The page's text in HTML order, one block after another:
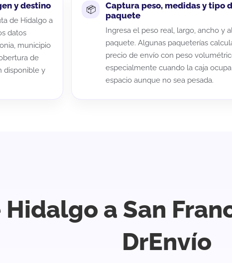
y destino
de Hidalgo a
datos
municipio
de
disponible y
Captura peso, medidas y tipo
paquete
Ingresa el peso real, largo, ancho y
paquete. Algunas paqueterías
precio de envío con peso
especialmente cuando la caja
espacio aunque no sea pesada.
Hidalgo a San
DrEnvío